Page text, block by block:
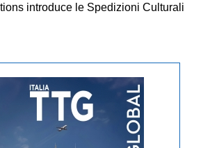
introduce le Spedizioni Culturali